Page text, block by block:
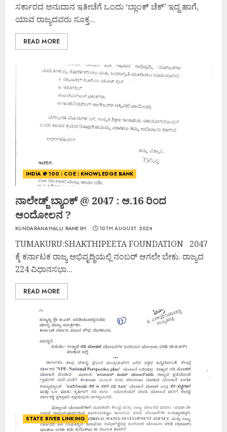
ಸರ್ಕಾರದ ಅನುದಾನ ಇತೀಚೆಗೆ ಒಂದು ‘ಬ್ಲಾಂಕ್ ಚೆಕ್’ ಇದ್ದ ಹಾಗೆ,
ಯಾವ ರಾಜ್ಯದವರು ಸೂಕ್ತ...
READ MORE
INDIA @ 100 : COE : KNOWLEDGE BANK
ನಾಲೇಡ್ಜ್ ಬ್ಯಾಂಕ್ @ 2047 : ಆ.16 ರಿಂದ
ಆಂದೋಲನ ?
KUNDARANAHALLI RAMESH 10TH AUGUST 2024
TUMAKURU:SHAKTHIPEETA FOUNDATION 2047
ಕ್ಕೆ ಕರ್ನಾಟಕ ರಾಜ್ಯ ಅಭಿವೃದ್ಧಿಯಲ್ಲಿ ನಂಬರ್ ಆಗಲೇ ಬೇಕು. ರಾಜ್ಯದ
224 ವಿಧಾನಸಭಾ...
READ MORE
STATE RIVER LINKING